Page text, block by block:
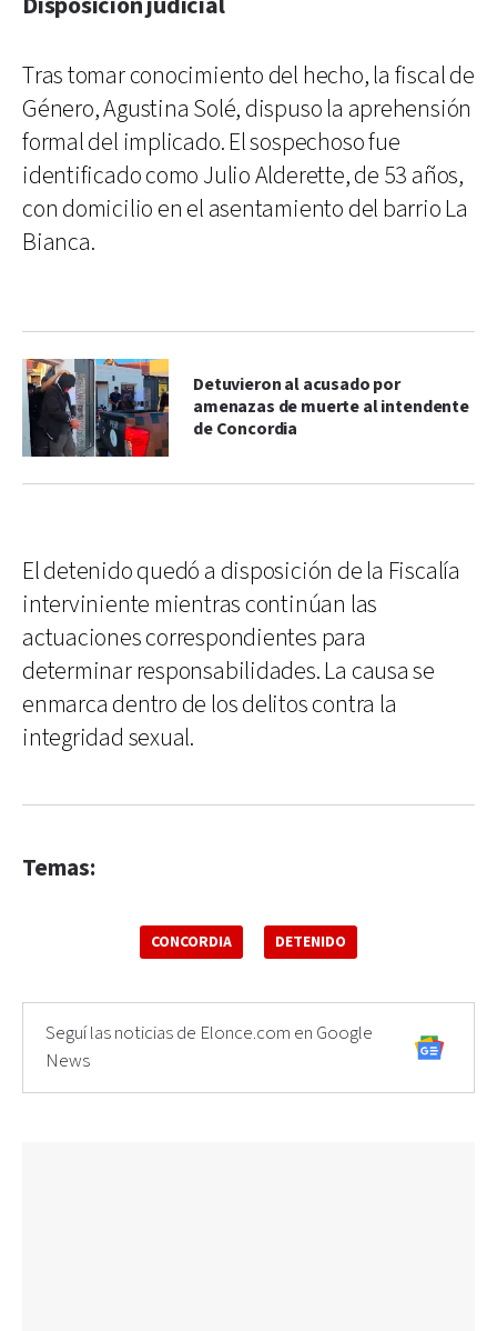
Tras tomar conocimiento del hecho, la fiscal de
Género, Agustina Solé, dispuso la aprehensión
formal del implicado. El sospechoso fue
identificado como Julio Alderette, de 53 años,
con domicilio en el asentamiento del barrio La
Bianca.
Detuvieron al acusado por
amenazas de muerte al intendente
de Concordia
El detenido quedó a disposición de la Fiscalía
interviniente mientras continúan las
actuaciones correspondientes para
determinar responsabilidades. La causa se
enmarca dentro de los delitos contra la
integridad sexual.
Temas:
CONCORDIA DETENIDO
Seguí las noticias de Elonce.com en Google
News